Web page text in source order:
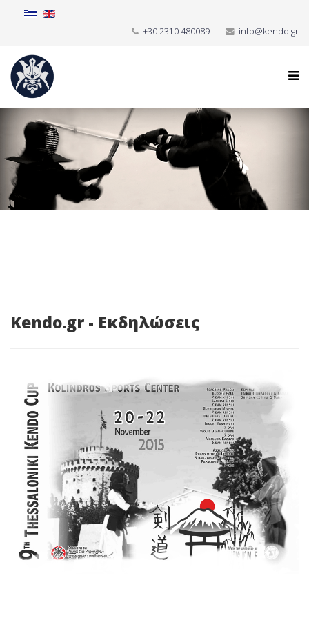
+30 2310 480089 info@kendo.gr
Kendo.gr - Εκδηλώσεις